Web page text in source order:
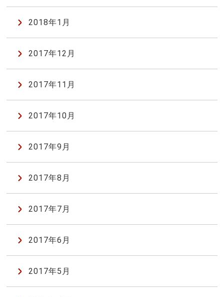
2018年1月
2017年12月
2017年11月
2017年10月
2017年9月
2017年8月
2017年7月
2017年6月
2017年5月